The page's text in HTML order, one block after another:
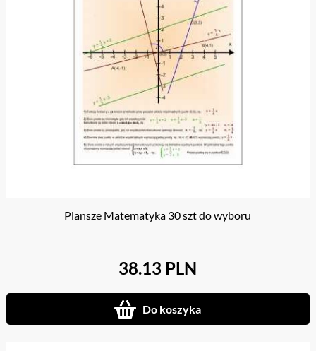
Plansze Matematyka 30 szt do wyboru
38.13 PLN
Do koszyka